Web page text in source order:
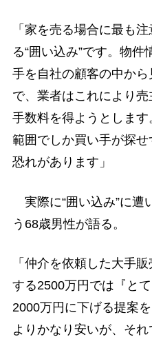
「家を売る場合に最も
る“囲い込み”です。物
手を自社の顧客の中か
で、業者はこれにより
手数料を得ようとしま
範囲でしか買い手が探
恐れがあります」
実際に“囲い込み”に遭
う68歳男性が語る。
「仲介を依頼した大手
する2500万円では『と
2000万円に下げる提案
よりかなり安いが、それ